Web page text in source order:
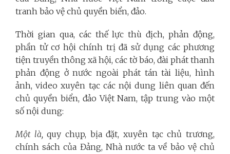
tranh bảo vệ chủ quyền biển, đảo.
Thời gian qua, các thế lực thù địch, phản động,
phần tử cơ hội chính trị đã sử dụng các phương
tiện truyền thông xã hội, các tờ báo, đài phát thanh
phản động ở nước ngoài phát tán tài liệu, hình
ảnh, video xuyên tạc các nội dung liên quan đến
chủ quyền biển, đảo Việt Nam, tập trung vào một
số nội dung:
Một là,quy chụp, bịa đặt, xuyên tạc chủ trương,
chính sách của Đảng, Nhà nước ta về bảo vệ chủ